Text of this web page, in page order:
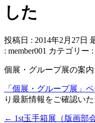
した
投稿日 : 2014年2月27日
: member001 カテゴリー :
個展・グループ展の案内
「個展・グループ展」
り最新情報をご確認いた
← 1st玉手箱展（版画部